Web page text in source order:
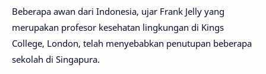
Beberapa awan dari Indonesia, ujar Frank Jelly yang
merupakan profesor kesehatan lingkungan di Kings
College, London, telah menyebabkan penutupan beberapa
sekolah di Singapura.